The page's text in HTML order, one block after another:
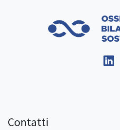
Contatti